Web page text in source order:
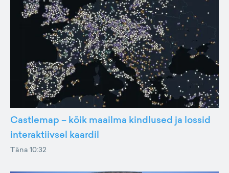
Castlemap – kõik maailma kindlused ja lossid
interaktiivsel kaardil
Täna 10:32